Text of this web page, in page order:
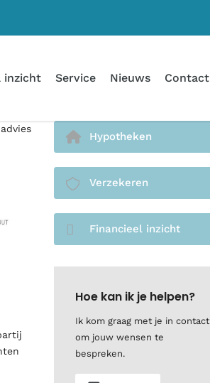
inzicht Service Nieuws Contact
Hypotheken
Verzekeren
Financieel inzicht
Hoe kan ik je helpen?
Ik kom graag met je in contact
om jouw wensen te
bespreken.